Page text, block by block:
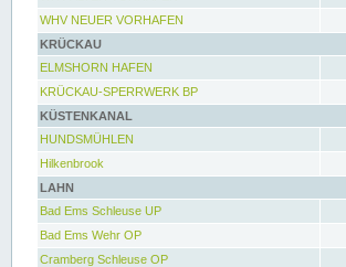
WHV NEUER VORHAFEN
KRÜCKAU
ELMSHORN HAFEN
KRÜCKAU-SPERRWERK BP
KÜSTENKANAL
HUNDSMÜHLEN
Hilkenbrook
LAHN
Bad Ems Schleuse UP
Bad Ems Wehr OP
Cramberg Schleuse OP